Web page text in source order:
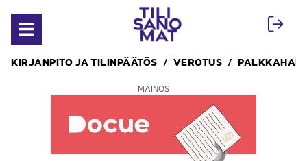
Avaa valikko
KIRJANPITO JA TILINPÄÄTÖS VEROTUS
MAINOS